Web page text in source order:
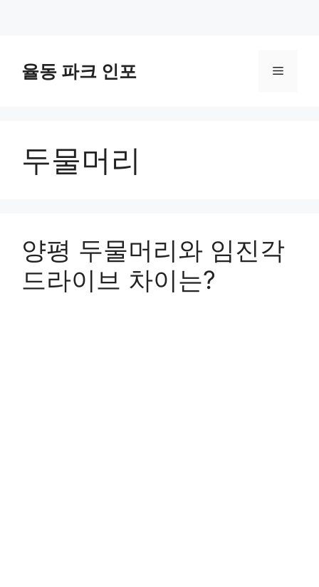
율동 파크 인포 메
두물머리
양평 두물머리와 임진각
드라이브 차이는?